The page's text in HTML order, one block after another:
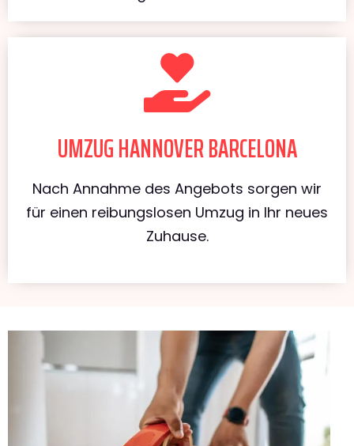
UMZUG HANNOVER BARCELONA
Nach Annahme des Angebots sorgen wir
für einen reibungslosen Umzug in Ihr neues
Zuhause.